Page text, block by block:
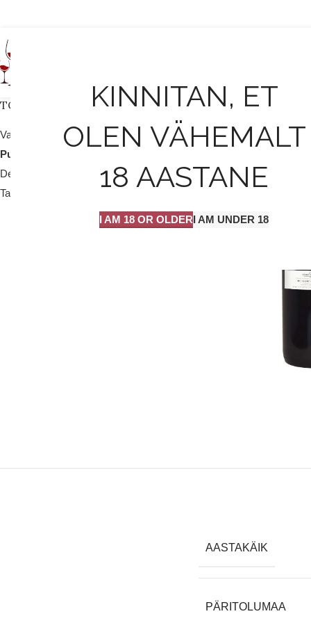
KINNITAN, ET
OLEN VÄHEMALT
18 AASTANE
I AM 18 OR OLDERI AM UNDER 18
TOOTEKATEGOORIAD
Valge vein / mull 25
Punane vein
Dessert vein 9
Tarvikud
AASTAKÄIK
PÄRITOLUMAA